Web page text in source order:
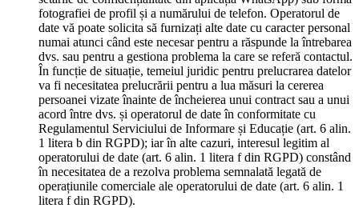
fotografiei de profil și a numărului de telefon. Operatorul de
date vă poate solicita să furnizați alte date cu caracter personal
numai atunci când este necesar pentru a răspunde la întrebarea
dvs. sau pentru a gestiona problema la care se referă contactul.
În funcție de situație, temeiul juridic pentru prelucrarea datelor
va fi necesitatea prelucrării pentru a lua măsuri la cererea
persoanei vizate înainte de încheierea unui contract sau a unui
acord între dvs. și operatorul de date în conformitate cu
Regulamentul Serviciului de Informare și Educație (art. 6 alin.
1 litera b din RGPD); iar în alte cazuri, interesul legitim al
operatorului de date (art. 6 alin. 1 litera f din RGPD) constând
în necesitatea de a rezolva problema semnalată legată de
operațiunile comerciale ale operatorului de date (art. 6 alin. 1
litera f din RGPD).